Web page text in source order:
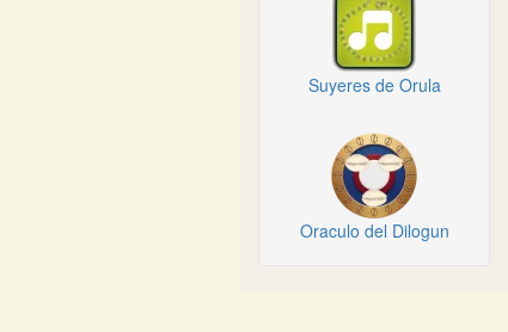
Suyeres de Orula
Oraculo del Dilogun